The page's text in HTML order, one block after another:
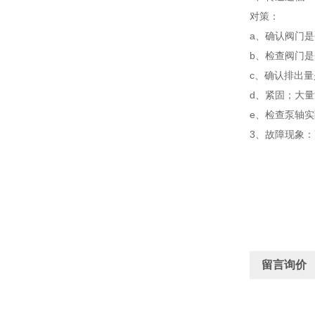
对策：
a、确认阀门
b、检查阀门
c、确认排出
d、紧固；大
e、检查泵轴
3、故障现象
留言询价